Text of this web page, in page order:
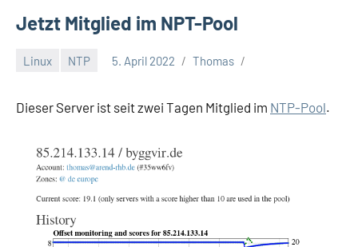
Jetzt Mitglied im NPT-Pool
Linux NTP 5. April 2022 Thomas
Dieser Server ist seit zwei Tagen Mitglied im NTP-Pool.